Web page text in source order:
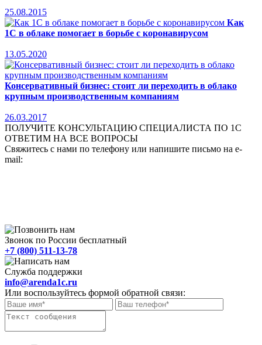
25.08.2015
Как
1С в облаке помогает в борьбе с коронавирусом
13.05.2020
Консервативный бизнес: стоит ли переходить в облако
крупным производственным компаниям
26.03.2017
ПОЛУЧИТЕ КОНСУЛЬТАЦИЮ СПЕЦИАЛИСТА ПО 1С
ОТВЕТИМ НА ВСЕ ВОПРОСЫ
Свяжитесь с нами по телефону или напишите письмо на e-
mail:
Звонок по России бесплатный
+7 (800) 511-13-78
Служба поддержки
info@arenda1c.ru
Или воспользуйтесь формой обратной связи: